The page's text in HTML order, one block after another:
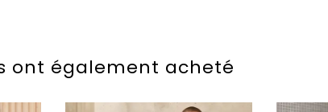
ont également acheté